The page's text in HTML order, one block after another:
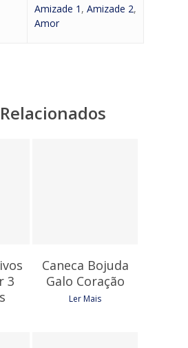
Amizade 1 , Amizade 2,
Amor
3
Caneca Bojuda
Galo Coração
Ler Mais